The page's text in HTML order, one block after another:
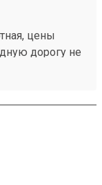
цены
дорогу не